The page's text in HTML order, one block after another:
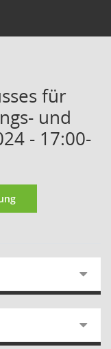
für
und
- 17:00-